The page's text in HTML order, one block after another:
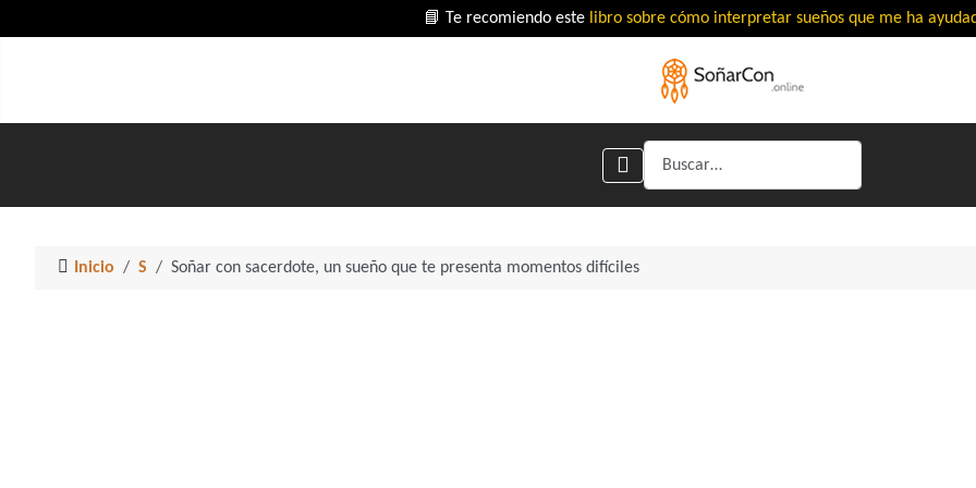
📘 Te recomiendo este libro sobre cómo interpretar sueños que me ha
Buscar
Inicio S Soñar con sacerdote, un sueño que te presenta momentos difíciles